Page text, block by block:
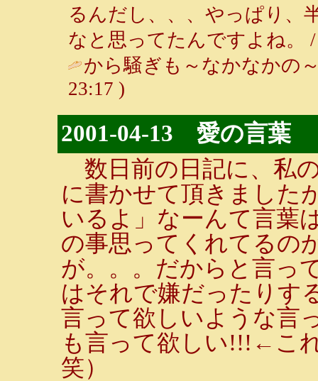
るんだし、、、やっぱり、
なと思ってたんですよね。
から騒ぎも～なかなかの
23:17 )
2001-04-13 愛の言葉
数日前の日記に、私
に書かせて頂きました
いるよ」なーんて言葉
の事思ってくれてるの
が。。。だからと言っ
はそれで嫌だったりす
言って欲しいような言
も言って欲しい!!!←こ
笑）